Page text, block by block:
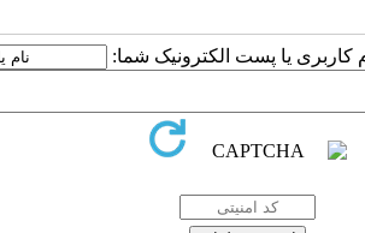
کاربری یا پست الکترونیک شما: